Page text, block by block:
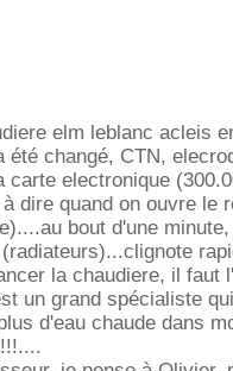
elm leblanc acleis
été changé, CTN,
carte electronique
dire quand on ouvre le
bout d'une
la chaudiere, il faut
un grand spécialiste
d'eau chaude dans